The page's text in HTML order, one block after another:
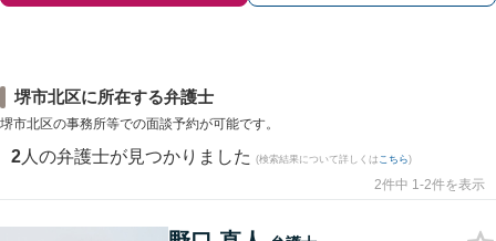
堺市北区に所在する弁護士
堺市北区の事務所等での面談予約が可能です。
2 人の弁護士が見つかりました (検索結果について詳しくは こちら)
2件中 1-2件を表示